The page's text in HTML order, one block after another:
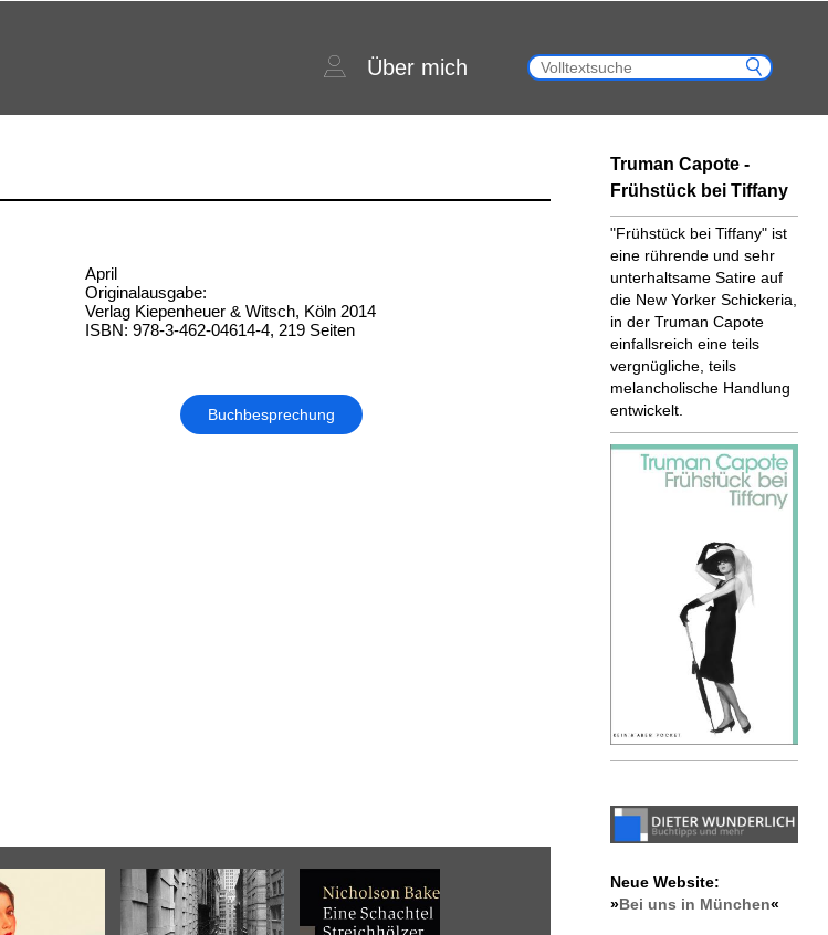
Über mich
April
Originalausgabe:
Verlag Kiepenheuer & Witsch, Köln 2014
ISBN: 978-3-462-04614-4, 219 Seiten
Buchbesprechung
Truman Capote -
Frühstück bei Tiffany
"Frühstück bei Tiffany" ist
eine rührende und sehr
unterhaltsame Satire auf
die New Yorker Schickeria,
in der Truman Capote
einfallsreich eine teils
vergnügliche, teils
melancholische Handlung
entwickelt.
Neue Website:
»Bei uns in München«